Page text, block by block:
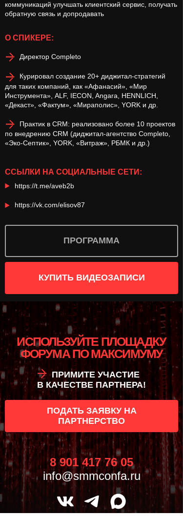
коммуникаций улучшать клиентский сервис, получать
обратную связь и допродавать
О СПИКЕРЕ:
Директор Completo
Курировал создание 20+ диджитал-стратегий
для таких компаний, как «Афанасий», «Мир
Инструмента», ALF, IECON, Angara, HENNLICH,
«Декаст», «Фактум», «Мираполис», YORK и др.
Практик в CRM: реализовано более 10 проектов
по внедрению CRM (диджитал-агентство Completo,
«Эко-Септик», YORK, «Витраж», РБМК и др.)
ССЫЛКИ НА СОЦИАЛЬНЫЕ СЕТИ:
https://t.me/aveb2b
https://vk.com/elisov87
ПРОГРАММА
КУПИТЬ ВИДЕОЗАПИСИ
ИСПОЛЬЗУЙТЕ ПЛОЩАДКУ
ФОРУМА ПО МАКСИМУМУ
ПРИМИТЕ УЧАСТИЕ
В КАЧЕСТВЕ ПАРТНЕРА!
ПОДАТЬ ЗАЯВКУ НА
ПАРТНЕРСТВО
8 901 417 76 05
info@smmconfa.ru